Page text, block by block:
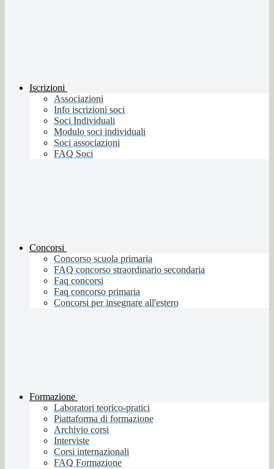
Iscrizioni
Associazioni
Info iscrizioni soci
Soci Individuali
Modulo soci individuali
Soci associazioni
FAQ Soci
Concorsi
Concorso scuola primaria
FAQ concorso straordinario secondaria
Faq concorsi
Faq concorso primaria
Concorsi per insegnare all'estero
Formazione
Laboratori teorico-pratici
Piattaforma di formazione
Archivio corsi
Interviste
Corsi internazionali
FAQ Formazione